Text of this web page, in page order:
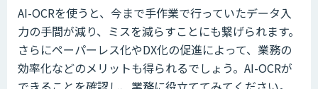
AI-OCRを使うと、今まで手作業で行っていたデータ入
力の手間が減り、ミスを減らすことにも繋げられます。
さらにペーパーレス化やDX化の促進によって、業務の
効率化などのメリットも得られるでしょう。AI-OCRが